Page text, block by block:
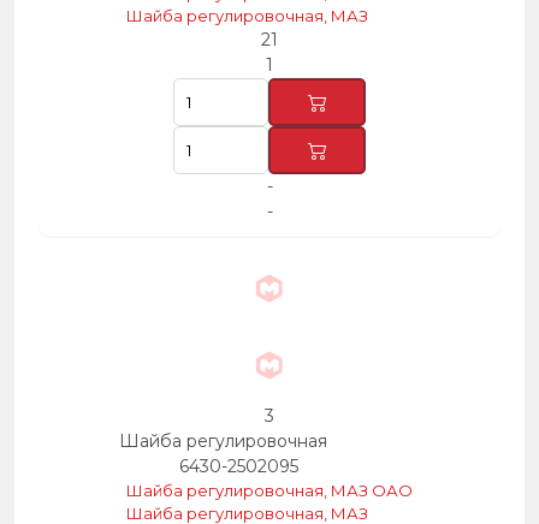
Шайба регулировочная, МАЗ
21
1
-
-
3
Шайба регулировочная
6430-2502095
Шайба регулировочная, МАЗ ОАО
Шайба регулировочная, МАЗ